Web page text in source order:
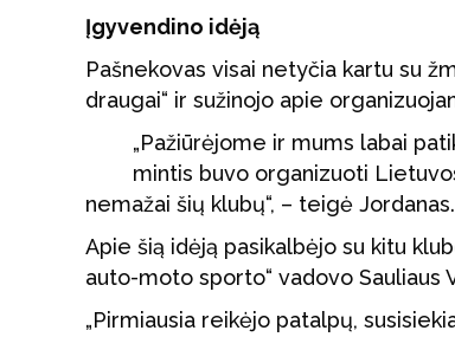
Įgyvendino idėją
Pašnekovas visai netyčia kartu su
draugai“ ir sužinojo apie
„Pažiūrėjome ir mums labai
mintis buvo organizuoti
nemažai šių klubų“, – teigė Jordanas.
Apie šią idėją pasikalbėjo su kitu
auto-moto sporto“ vadovo Sauliaus
„Pirmiausia reikėjo patalpų,